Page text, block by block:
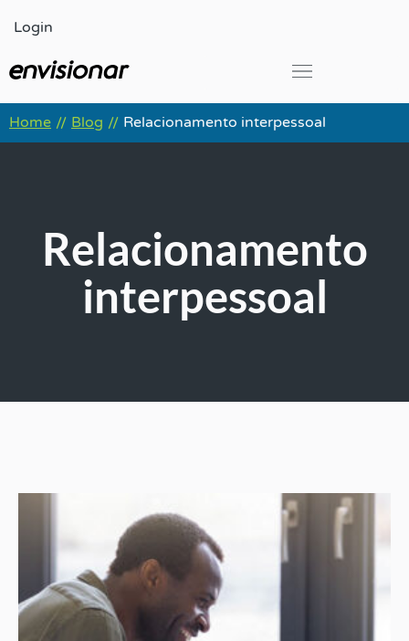
para
conteúdo
Login
Home // Blog // Relacionamento interpessoal
Relacionamento
interpessoal